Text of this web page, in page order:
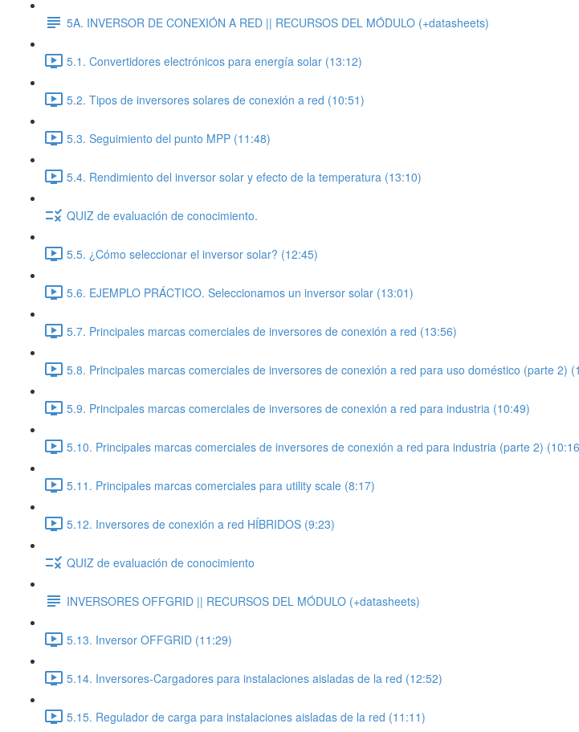
5A. INVERSOR DE CONEXIÓN A RED || RECURSOS DEL MÓDULO (+datasheets)
5.1. Convertidores electrónicos para energía solar (13:12)
5.2. Tipos de inversores solares de conexión a red (10:51)
5.3. Seguimiento del punto MPP (11:48)
5.4. Rendimiento del inversor solar y efecto de la temperatura (13:10)
QUIZ de evaluación de conocimiento.
5.5. ¿Cómo seleccionar el inversor solar? (12:45)
5.6. EJEMPLO PRÁCTICO. Seleccionamos un inversor solar (13:01)
5.7. Principales marcas comerciales de inversores de conexión a red (13:56)
5.8. Principales marcas comerciales de inversores de conexión a red para uso doméstico (parte 2)
5.9. Principales marcas comerciales de inversores de conexión a red para industria (10:49)
5.10. Principales marcas comerciales de inversores de conexión a red para industria (parte 2)
5.11. Principales marcas comerciales para utility scale (8:17)
5.12. Inversores de conexión a red HÍBRIDOS (9:23)
QUIZ de evaluación de conocimiento
INVERSORES OFFGRID || RECURSOS DEL MÓDULO (+datasheets)
5.13. Inversor OFFGRID (11:29)
5.14. Inversores-Cargadores para instalaciones aisladas de la red (12:52)
5.15. Regulador de carga para instalaciones aisladas de la red (11:11)